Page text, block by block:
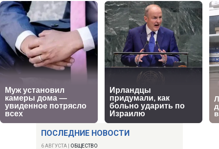
ПОСЛЕДНИЕ НОВОСТИ
6 АВГУСТА ОБЩЕСТВО